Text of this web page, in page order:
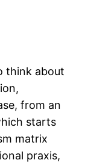
think about
from an
starts
matrix
praxis,